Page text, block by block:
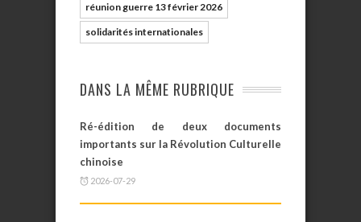
réunion guerre 13 février 2026
solidarités internationales
DANS LA MÊME RUBRIQUE
Ré-édition de deux documents
importants sur la Révolution Culturelle
chinoise
2026-07-29